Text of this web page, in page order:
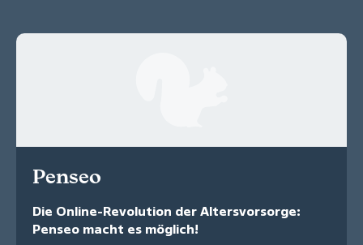
Penseo
Die Online-Revolution der Altersvorsorge:
Penseo macht es möglich!